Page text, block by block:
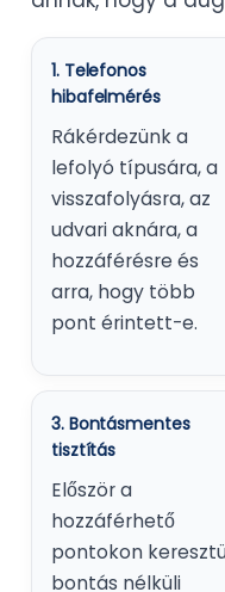
1. Telefonos
hibafelmérés
Rákérdezünk a
lefolyó típusára, a
visszafolyásra, az
udvari aknára, a
hozzáférésre és
arra, hogy több
pont érintett-e.
3. Bontásmentes
tisztítás
Először a
hozzáférhető
pontokon
bontás nélküli